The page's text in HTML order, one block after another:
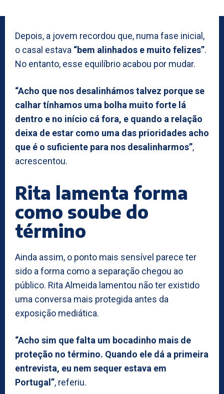
Depois, a jovem recordou que, numa fase inicial,
o casal estava “bem alinhados e muito felizes”.
No entanto, esse equilíbrio acabou por mudar.
“Acho que nos desalinhámos talvez porque se
calhar tínhamos uma bolha muito forte lá
dentro e no início cá fora, e quando a relação
deixa de estar como uma das prioridades acho
que é o suficiente para nos desalinharmos”,
acrescentou.
Rita lamenta forma
como soube do
término
Ainda assim, o ponto mais sensível parece ter
sido a forma como a separação chegou ao
público. Rita Almeida lamentou não ter existido
uma conversa mais protegida antes da
exposição mediática.
“Acho sim que falta um bocadinho mais de
proteção no término. Quando ele dá a primeira
entrevista, eu nem sequer estava em
Portugal”, referiu.